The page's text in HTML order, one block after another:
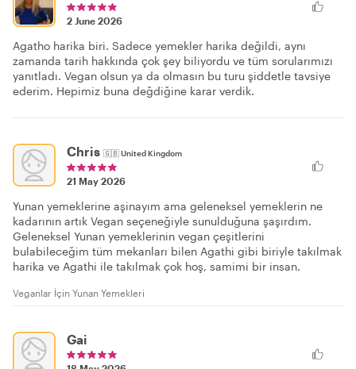
2 June 2026
Agatho harika biri. Sadece yemekler harika değildi, aynı
zamanda tarih hakkında çok şey biliyordu ve tüm sorularımızı
yanıtladı. Vegan olsun ya da olmasın bu turu şiddetle tavsiye
ederim. Hepimiz buna değdiğine karar verdik.
Chris 🇬🇧United Kingdom
21 May 2026
Yunan yemeklerine aşinayım ama geleneksel yemeklerin ne
kadarının artık Vegan seçeneğiyle sunulduğuna şaşırdım.
Geleneksel Yunan yemeklerinin vegan çeşitlerini
bulabileceğim tüm mekanları bilen Agathi gibi biriyle takılmak
harika ve Agathi ile takılmak çok hoş, samimi bir insan.
Veganlar İçin Yunan Yemekleri
Gai